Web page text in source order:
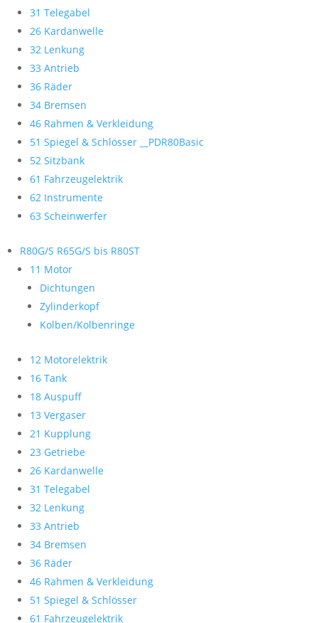
31 Telegabel
26 Kardanwelle
32 Lenkung
33 Antrieb
36 Räder
34 Bremsen
46 Rahmen & Verkleidung
51 Spiegel & Schlösser __PDR80Basic
52 Sitzbank
61 Fahrzeugelektrik
62 Instrumente
63 Scheinwerfer
R80G/S R65G/S bis R80ST
11 Motor
Dichtungen
Zylinderkopf
Kolben/Kolbenringe
12 Motorelektrik
16 Tank
18 Auspuff
13 Vergaser
21 Kupplung
23 Getriebe
26 Kardanwelle
31 Telegabel
32 Lenkung
33 Antrieb
34 Bremsen
36 Räder
46 Rahmen & Verkleidung
51 Spiegel & Schlösser
61 Fahrzeugelektrik